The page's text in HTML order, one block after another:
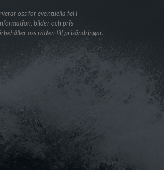
oss för eventuella fel i
bilder och pris
oss rätten till prisändringar.